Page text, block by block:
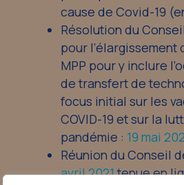
cause de Covid-19
Résolution du
pour l’élargissement
MPP pour y inclure
de transfert de
focus initial sur les
COVID-19 et sur la
pandémie : 19 mai
Réunion du Conseil
avril 2021tenue en